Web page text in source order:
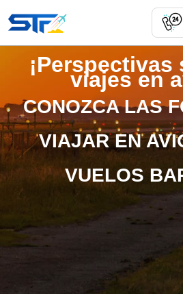
viajes en
CONOZCA LAS
VIAJAR EN
VUELOS